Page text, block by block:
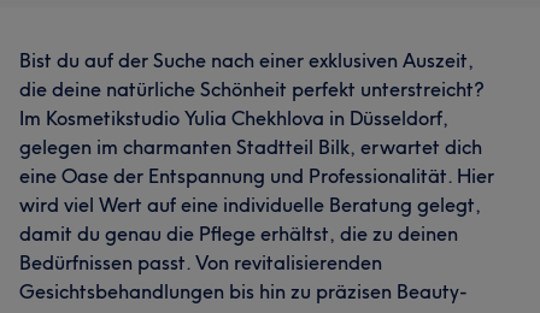
Bist du auf der Suche nach einer exklusiven Auszeit,
die deine natürliche Schönheit perfekt unterstreicht?
Im Kosmetikstudio Yulia Chekhlova in Düsseldorf,
gelegen im charmanten Stadtteil Bilk, erwartet dich
eine Oase der Entspannung und Professionalität. Hier
wird viel Wert auf eine individuelle Beratung gelegt,
damit du genau die Pflege erhältst, die zu deinen
Bedürfnissen passt. Von revitalisierenden
Gesichtsbehandlungen bis hin zu präzisen Beauty-